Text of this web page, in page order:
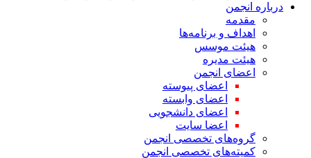
درباره انجمن
مقدمه
اهداف و برنامه‌ها
هیئت موسس
هیئت مدیره
اعضای انجمن
اعضای پیوسته
اعضای وابسته
اعضای دانشجویی
اعضا سایت
گروه‌های تخصصی انجمن
کمیته‌های تخصصی انجمن